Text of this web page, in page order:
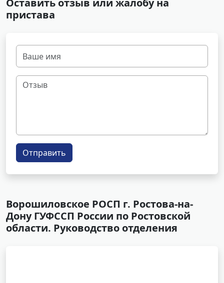
Оставить отзыв или жалобу на
пристава
Отправить
Ворошиловское РОСП г. Ростова-на-
Дону ГУФССП России по Ростовской
области. Руководство отделения